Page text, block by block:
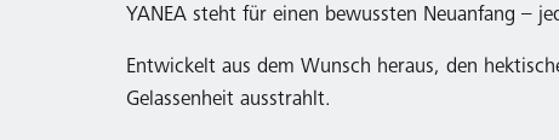
YANEA steht für einen bewussten Neuanfang –
Entwickelt aus dem Wunsch heraus, den
Gelassenheit ausstrahlt.